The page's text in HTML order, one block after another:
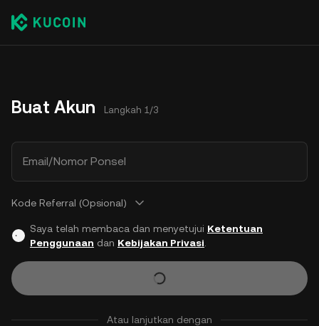
Buat Akun Langkah 1/3
Email/Nomor Ponsel
Kode Referral (Opsional)
Saya telah membaca dan menyetujui Ketentuan
Penggunaan dan Kebijakan Privasi
Atau lanjutkan dengan